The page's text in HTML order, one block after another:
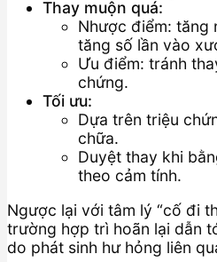
Thay muộn quá:
Nhược điểm: tăng
tăng số lần vào
Ưu điểm: tránh
chứng.
Tối ưu:
Dựa trên triệu
chữa.
Duyệt thay khi
theo cảm tính.
Ngược lại với tâm lý “cố đi
trường hợp trì hoãn lại dẫn
do phát sinh hư hỏng liên